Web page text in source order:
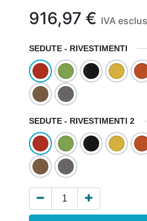
916,97 € IVA
SEDUTE - RIVESTIMENTI
SEDUTE - RIVESTIMENTI 2